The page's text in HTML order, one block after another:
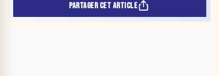
PARTAGER CET ARTICLE